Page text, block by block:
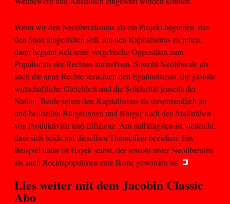
Wenn wir den Neoliberalismus als ein Projekt begreifen, das
den Staat umgestalten soll, um den Kapitalismus zu retten,
dann beginnt sich seine vorgebliche Opposition zum
Populismus der Rechten aufzulösen. Sowohl Neoliberale als
auch die neue Rechte verachten den Egalitarismus, die globale
wirtschaftliche Gleichheit und die Solidarität jenseits der
Nation. Beide sehen den Kapitalismus als unvermeidlich an
und beurteilen Bürgerinnen und Bürger nach den Maßstäben
von Produktivität und Effizienz. Am auffälligsten ist vielleicht,
dass sich beide auf dieselben Theoretiker beziehen. Ein
Beispiel dafür ist Hayek selbst, der sowohl unter Neoliberalen
als auch Rechtspopulisten eine Ikone geworden ist.
Lies weiter mit demJacobin Classic
Abo